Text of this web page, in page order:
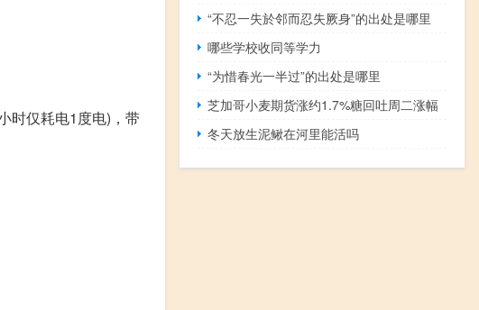
时仅耗电1度电)，带
“不忍一失於邻而忍失厥身”的出处是哪里
哪些学校收同等学力
“为惜春光一半过”的出处是哪里
芝加哥小麦期货涨约1.7%糖回吐周二涨幅
冬天放生泥鳅在河里能活吗